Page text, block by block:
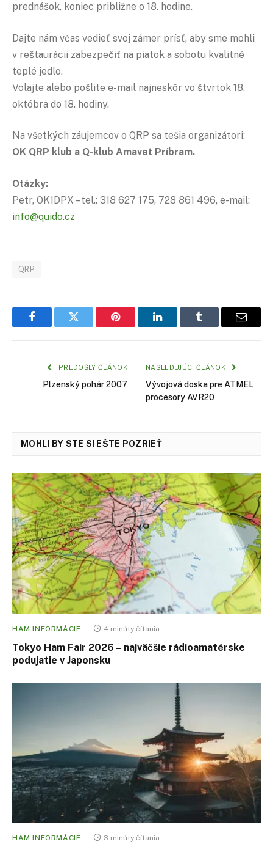
prednášok, koniec približne o 18. hodine.
Dajte nám včas vedieť svoj zámer prísť, aby sme mohli
v reštaurácii zabezpečiť na piatok a sobotu kvalitné
teplé jedlo.
Volajte alebo pošlite e-mail najneskôr vo štvrtok 18.
októbra do 18. hodiny.
Na všetkých záujemcov o QRP sa tešia organizátori:
OK QRP klub a Q-klub Amavet Príbram.
Otázky:
Petr, OK1DPX – tel.: 318 627 175, 728 861 496, e-mail:
info@quido.cz
QRP
FacebookTwitter Pinterest LinkedInTumblr Email
PREDOŠLÝ ČLÁNOK
Plzenský pohár 2007
NASLEDUJÚCI ČLÁNOK
Vývojová doska pre ATMEL
procesory AVR20
MOHLI BY STE SI EŠTE POZRIEŤ
HAM INFORMÁCIE 4 minúty čítania
Tokyo Ham Fair 2026 – najväčšie rádioamatérske
podujatie v Japonsku
HAM INFORMÁCIE 3 minúty čítania